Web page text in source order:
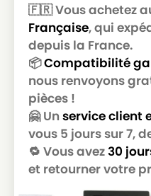
🇫🇷 Vous achetez
Française, qui
depuis la France.
📦Compatibilité
nous renvoyons
pièces !
🤗 Un service client
vous 5 jours sur 7,
🔁 Vous avez30
et retourner votre